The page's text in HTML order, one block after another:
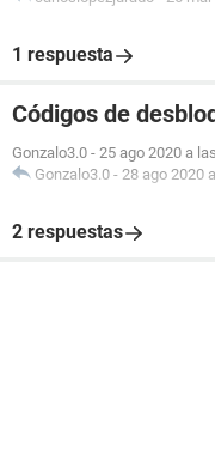
1 respuesta
Códigos de
Gonzalo3.0 - 25 ago 2020 a
Gonzalo3.0 - 28 ago 2020
2 respuestas